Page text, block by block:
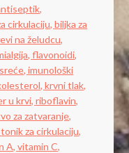
cirkulaciju,biljka za
na želudcu,
flavonoidi,
imunološki
krvni tlak,
u krvi,riboflavin,
za zatvaranje,
tonik za cirkulaciju,
A,vitamin C,